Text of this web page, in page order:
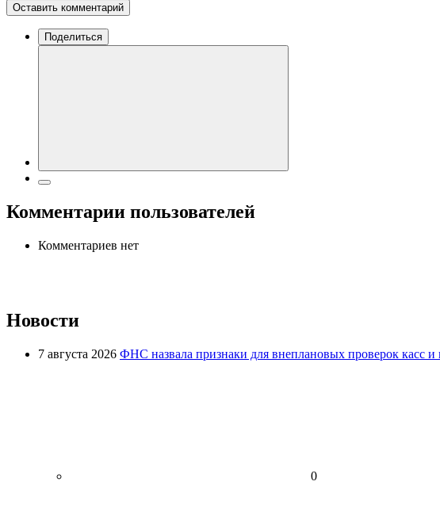
Оставить комментарий
Поделиться
Комментарии пользователей
Комментариев нет
Новости
7 августа 2026 ФНС назвала признаки для внеплановых проверок касс и
0